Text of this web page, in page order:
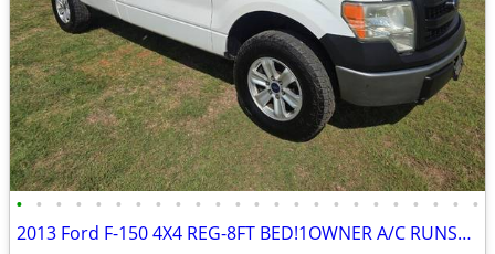
• • • • • • • • • • • • • • • • • • • • • • • •
2013 Ford F-150 4X4 REG-8FT BED!1OWNER A/C RUNS&DRIVES GREAT